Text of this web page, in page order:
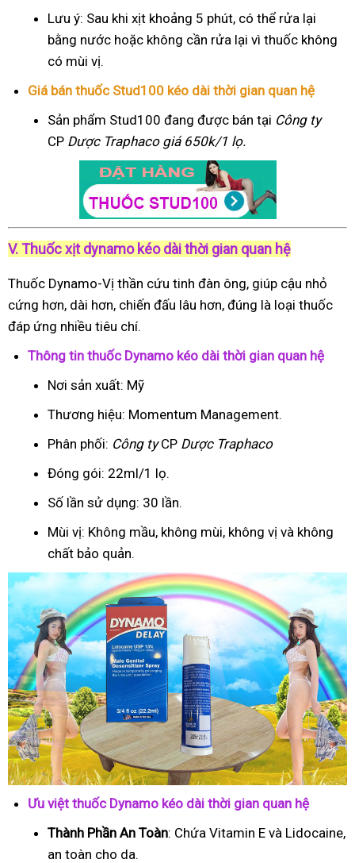
Lưu ý: Sau khi xịt khoảng 5 phút, có thể rửa lại
bằng nước hoặc không cần rửa lại vì thuốc không
có mùi vị.
Giá bán thuốc Stud100 kéo dài thời gian quan hệ
Sản phẩm Stud100 đang được bán tại Công ty
CP Dược Traphacogiá 650k/1 lọ.
V. Thuốc xịt dynamo kéo dài thời gian quan hệ
Thuốc Dynamo-Vị thần cứu tinh đàn ông, giúp cậu nhỏ
cứng hơn, dài hơn, chiến đấu lâu hơn, đúng là loại thuốc
đáp ứng nhiều tiêu chí.
Thông tin thuốc Dynamo kéo dài thời gian quan hệ
Nơi sản xuất: Mỹ
Thương hiệu: Momentum Management.
Phân phối: Công tyCP Dược Traphaco
Đóng gói: 22ml/1 lọ.
Số lần sử dụng: 30 lần.
Mùi vị: Không mầu, không mùi, không vị và không
chất bảo quản.
Ưu việt thuốc Dynamo kéo dài thời gian quan hệ
Thành Phần An Toàn: Chứa Vitamin E và Lidocaine,
an toàn cho da.